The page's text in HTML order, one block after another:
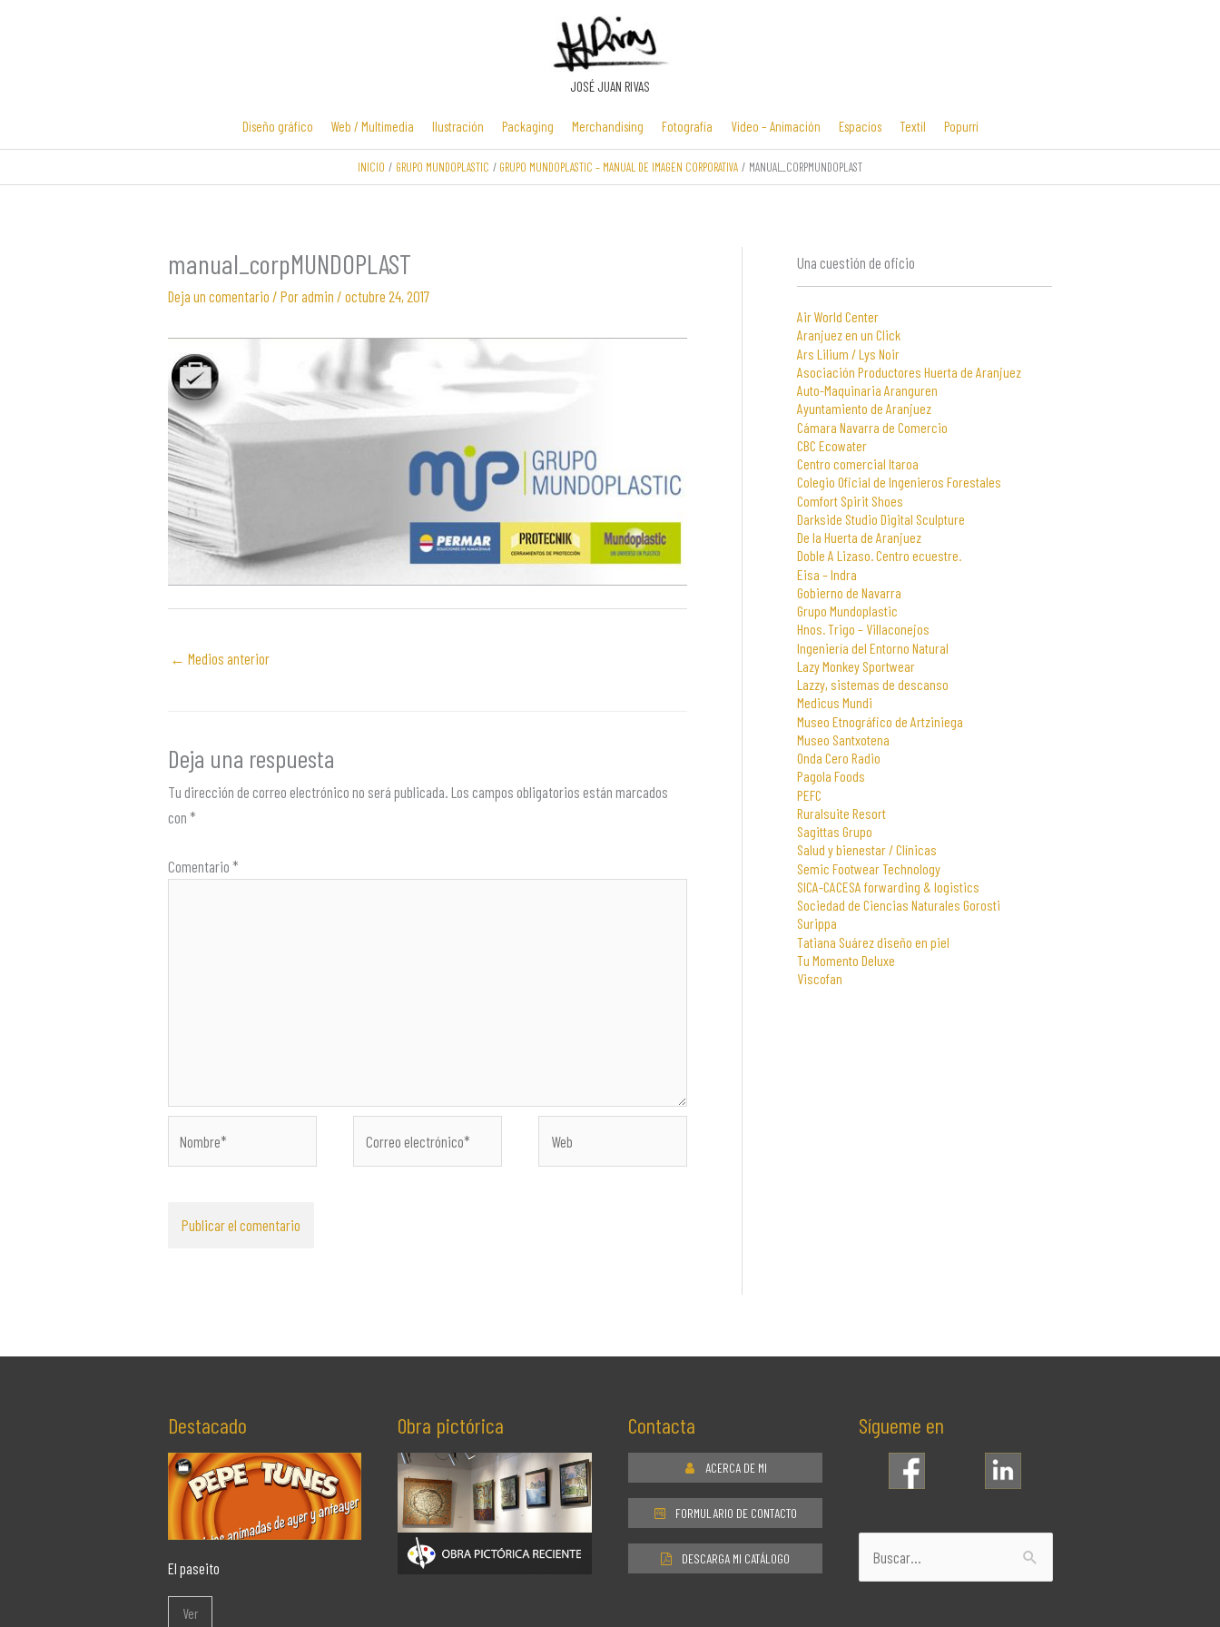
JOSÉ JUAN RIVAS
Diseño gráfico
Identidad
Web / Multimedia
Diseño y
Manuales y
Ilustración Packaging Merchandising Fotografía Video – Animación Espacios Textil Popurrí
INICIO GRUPO MUNDOPLASTIC GRUPO MUNDOPLASTIC – MANUAL DE IMAGEN CORPORATIVA MANUAL_CORPMUNDOPLAST
manual_corpMUNDOPLAST
Deja un comentario / Poradmin / octubre 24, 2017
← Medios anterior
Deja una respuesta
Tu dirección de correo electrónico no será publicada. Los campos obligatorios están marcados
con *
Comentario *
electrónico*
Una cuestión de oficio
Air World Center
Aranjuez en un Click
Ars Lilium / Lys Noir
Asociación Productores Huerta de Aranjuez
Auto-Maquinaria Aranguren
Ayuntamiento de Aranjuez
Cámara Navarra de Comercio
CBC Ecowater
Centro comercial Itaroa
Colegio Oficial de Ingenieros Forestales
Comfort Spirit Shoes
Darkside Studio Digital Sculpture
De la Huerta de Aranjuez
Doble A Lizaso. Centro ecuestre.
Eisa – Indra
Gobierno de Navarra
Grupo Mundoplastic
Hnos. Trigo – Villaconejos
Ingeniería del Entorno Natural
Lazy Monkey Sportwear
Lazzy, sistemas de descanso
Medicus Mundi
Museo Etnográfico de Artziniega
Museo Santxotena
Onda Cero Radio
Pagola Foods
PEFC
Ruralsuite Resort
Sagittas Grupo
Salud y bienestar / Clínicas
Semic Footwear Technology
SICA-CACESA forwarding & logistics
Sociedad de Ciencias Naturales Gorosti
Surippa
Tatiana Suárez diseño en piel
Tu Momento Deluxe
Viscofan
Destacado
El paseito
Ver
Obra pictórica Contacta
ACERCA DE MI
FORMULARIO DE CONTACTO
DESCARGA MI CATÁLOGO
Sígueme en
Buscar
por: